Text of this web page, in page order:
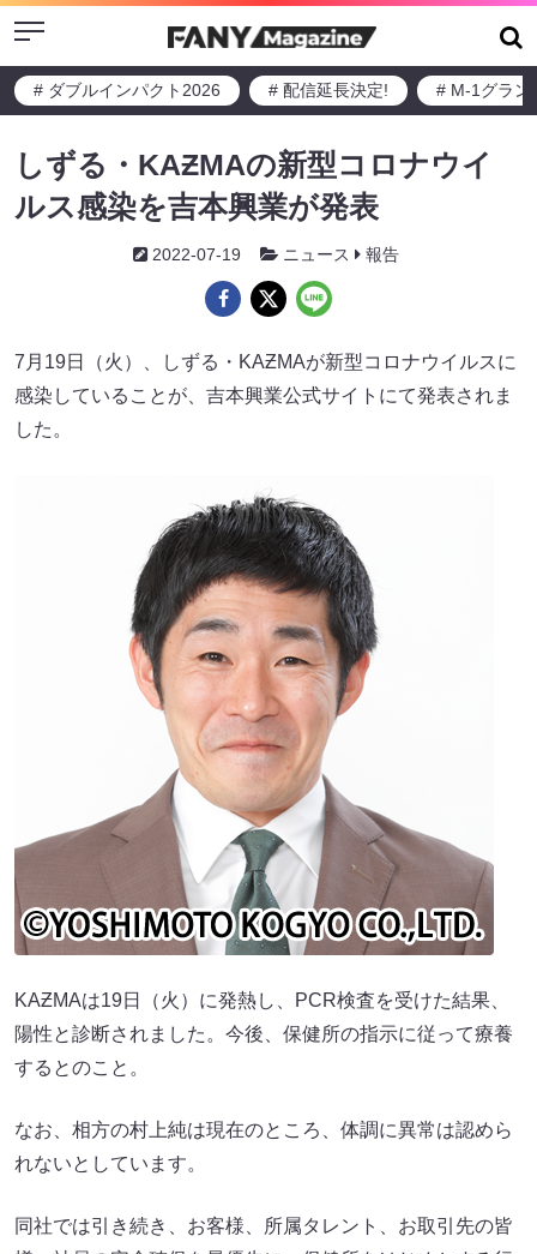
Menu
# ダブルインパクト2026 # 配信延長決定! # M-1グラン
しずる・KAƵMAの新型コロナウイ
ルス感染を吉本興業が発表
2022-07-19 ニュース 報告
7月19日（火）、しずる・KAƵMAが新型コロナウイルスに
感染していることが、吉本興業公式サイトにて発表されま
した。
KAƵMAは19日（火）に発熱し、PCR検査を受けた結果、
陽性と診断されました。今後、保健所の指示に従って療養
するとのこと。
なお、相方の村上純は現在のところ、体調に異常は認めら
れないとしています。
同社では引き続き、お客様、所属タレント、お取引先の皆